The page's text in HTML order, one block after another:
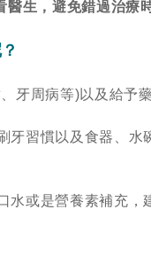
生，避免錯過治療
牙周病等)以及給予
習慣以及食器、水
或是營養素補充，